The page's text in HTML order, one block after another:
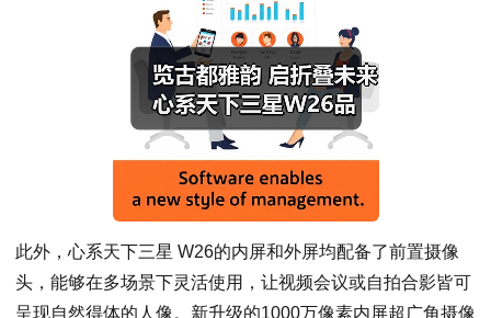
此外，心系天下三星 W26的内屏和外屏均配备了前置摄像
头，能够在多场景下灵活使用，让视频会议或自拍合影皆可
呈现自然得体的人像。新升级的1000万像素内屏超广角摄像